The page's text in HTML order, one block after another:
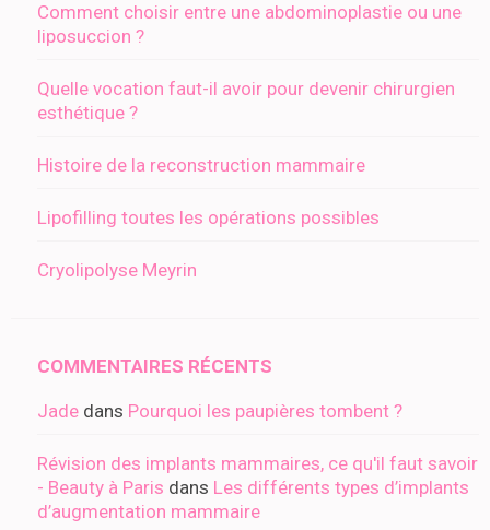
Comment choisir entre une abdominoplastie ou une
liposuccion ?
Quelle vocation faut-il avoir pour devenir chirurgien
esthétique ?
Histoire de la reconstruction mammaire
Lipofilling toutes les opérations possibles
Cryolipolyse Meyrin
COMMENTAIRES RÉCENTS
Jade dans Pourquoi les paupières tombent ?
Révision des implants mammaires, ce qu'il faut savoir
- Beauty à Paris dans Les différents types d’implants
d’augmentation mammaire